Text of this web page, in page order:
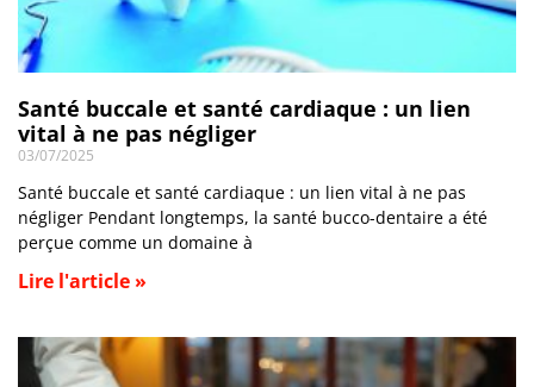
Santé buccale et santé cardiaque : un lien
vital à ne pas négliger
03/07/2025
Santé buccale et santé cardiaque : un lien vital à ne pas
négliger Pendant longtemps, la santé bucco-dentaire a été
perçue comme un domaine à
Lire l'article »